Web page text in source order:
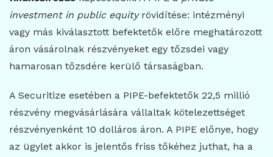
investment in public equityrövidítése: intézményi
vagy más kiválasztott befektetők előre meghatározott
áron vásárolnak részvényeket egy tőzsdei vagy
hamarosan tőzsdére kerülő társaságban.
A Securitize esetében a PIPE-befektetők 22,5 millió
részvény megvásárlására vállaltak kötelezettséget
részvényenként 10 dolláros áron. A PIPE előnye, hogy
az ügylet akkor is jelentős friss tőkéhez juthat, ha a